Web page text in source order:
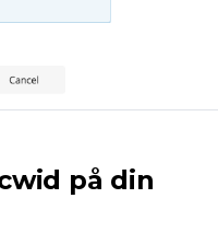
på din